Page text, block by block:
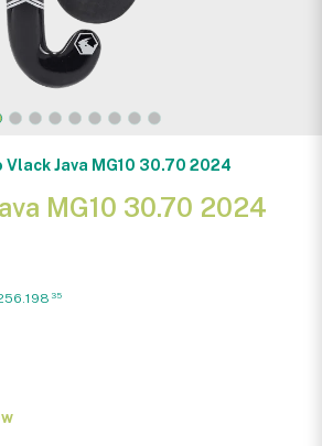
Vlack Java MG10 30.70 2024
MG10 30.70 2024
35